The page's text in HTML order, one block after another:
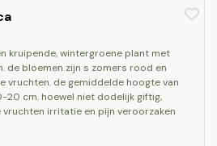
de bloemen zijn s zomers rood en
vruchten. de gemiddelde hoogte van
20 cm. hoewel niet dodelijk giftig,
vruchten irritatie en pijn veroorzaken